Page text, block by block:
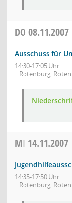
DO 08.11.2007
Ausschuss für
14:30-17:05 Uhr
Rotenburg,
MI 14.11.2007
14:35-17:50 Uhr
Rotenburg,